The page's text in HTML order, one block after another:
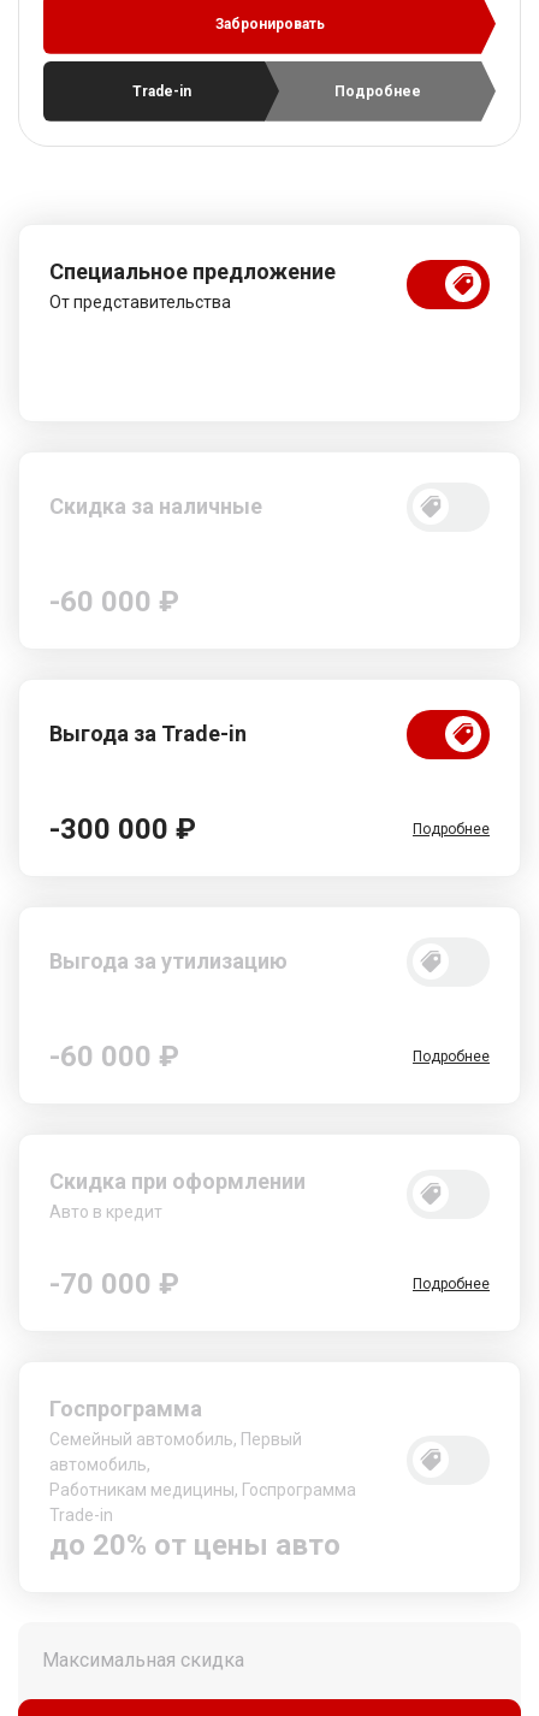
Забронировать
Trade-in Подробнее
Специальное предложение
От представительства
Скидка за наличные
-60 000 ₽
Выгода за Trade-in
-300 000 ₽ Подробнее
Выгода за утилизацию
-60 000 ₽ Подробнее
Скидка при оформлении
Авто в кредит
-70 000 ₽ Подробнее
Госпрограмма
Семейный автомобиль, Первый
автомобиль,
Работникам медицины, Госпрограмма
Trade-in
до 20% от цены авто
Максимальная скидка